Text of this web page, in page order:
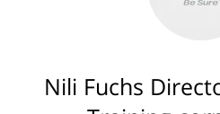
Nili Fuchs